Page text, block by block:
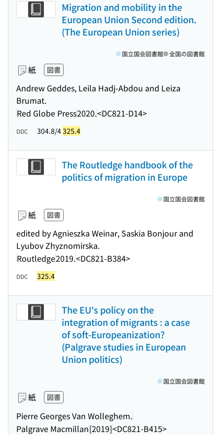
Migration and mobility in the
European Union Second edition.
(The European Union series)
紙 図書
Andrew Geddes, Leila Hadj-Abdou and Leiza
Brumat.
Red Globe Press2020.<DC821-D14>
国立国会図書館 全国の図書館
DDC 304.8/4325.4
The Routledge handbook of the
politics of migration in Europe
紙 図書
edited by Agnieszka Weinar, Saskia Bonjour and
Lyubov Zhyznomirska.
Routledge2019.<DC821-B384>
国立国会図書館
DDC 325.4
The EU's policy on the
integration of migrants : a case
of soft-Europeanization?
(Palgrave studies in European
Union politics)
紙 図書
Pierre Georges Van Wolleghem.
Palgrave Macmillan[2019]<DC821-B415>
国立国会図書館